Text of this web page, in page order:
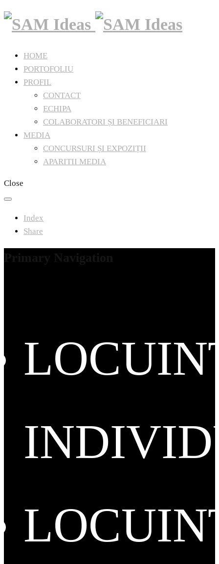
HOME
PORTOFOLIU
PROFIL
CONTACT
ECHIPA
COLABORATORI ȘI BENEFICIARI
MEDIA
CONCURSURI ȘI EXPOZIȚII
APARITII MEDIA
Close
Index
Share